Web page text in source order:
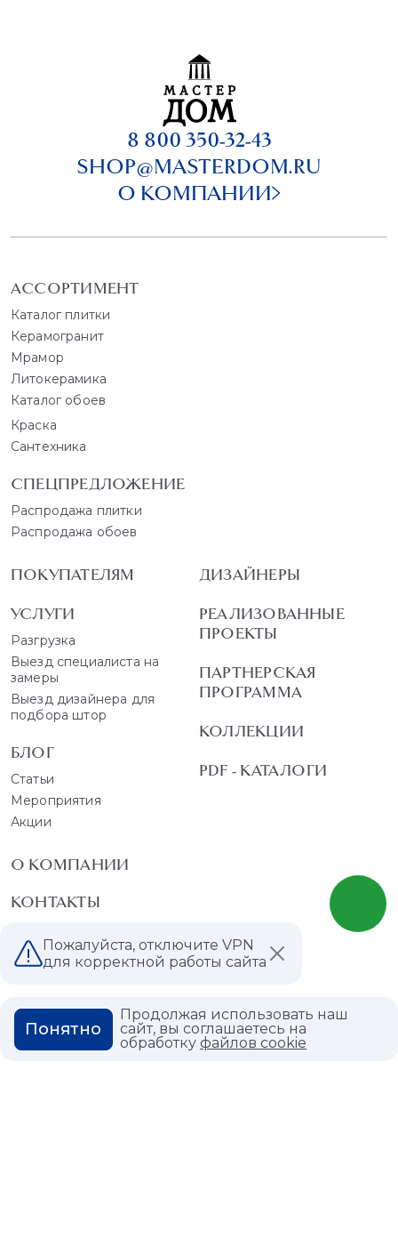
8 800 350-32-43
SHOP@MASTERDOM.RU
О КОМПАНИИ
АССОРТИМЕНТ
Каталог плитки
Керамогранит
Мрамор
Литокерамика
Каталог обоев
Краска
Сантехника
СПЕЦПРЕДЛОЖЕНИЕ
Распродажа плитки
Распродажа обоев
ПОКУПАТЕЛЯМ
УСЛУГИ
Разгрузка
Выезд специалиста на
замеры
Выезд дизайнера для
подбора штор
БЛОГ
Статьи
Мероприятия
Акции
ДИЗАЙНЕРЫ
РЕАЛИЗОВАННЫЕ
ПРОЕКТЫ
ПАРТНЕРСКАЯ
ПРОГРАММА
КОЛЛЕКЦИИ
PDF - КАТАЛОГИ
О КОМПАНИИ
КОНТАКТЫ
МАГАЗИНЫ
ВАКАНСИИ
ВОПРОС ОТВЕТ
Пожалуйста, отключите VPN
для корректной работы сайта
Продолжая использовать наш
сайт, вы соглашаетесь на
обработкуфайлов cookie
Понятно